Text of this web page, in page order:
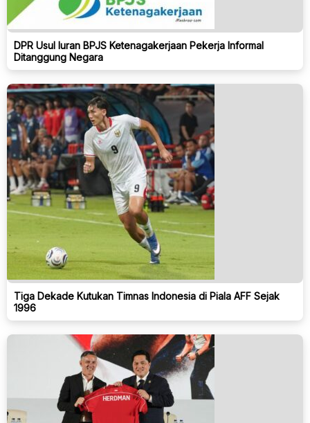
DPR Usul Iuran BPJS Ketenagakerjaan Pekerja Informal
Ditanggung Negara
Tiga Dekade Kutukan Timnas Indonesia di Piala AFF Sejak
1996